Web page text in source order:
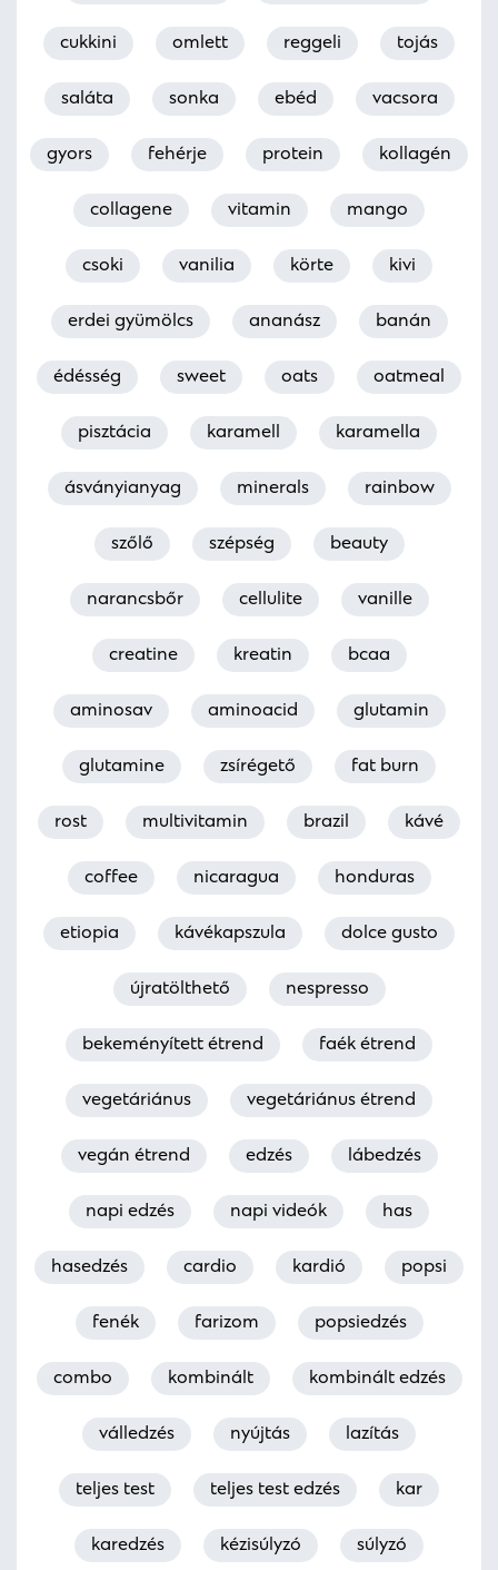
cukkini omlett reggeli tojás
saláta sonka ebéd vacsora
gyors fehérje protein kollagén
collagene vitamin mango
csoki vanilia körte kivi
erdei gyümölcs ananász banán
édésség sweet oats oatmeal
pisztácia karamell karamella
ásványianyag minerals rainbow
szőlő szépség beauty
narancsbőr cellulite vanille
creatine kreatin bcaa
aminosav aminoacid glutamin
glutamine zsírégető fat burn
rost multivitamin brazil kávé
coffee nicaragua honduras
etiopia kávékapszula dolce gusto
újratölthető nespresso
bekeményített étrend faék étrend
vegetáriánus vegetáriánus étrend
vegán étrend edzés lábedzés
napi edzés napi videók has
hasedzés cardio kardió popsi
fenék farizom popsiedzés
combo kombinált kombinált edzés
válledzés nyújtás lazítás
teljes test teljes test edzés kar
karedzés kézisúlyzó súlyzó